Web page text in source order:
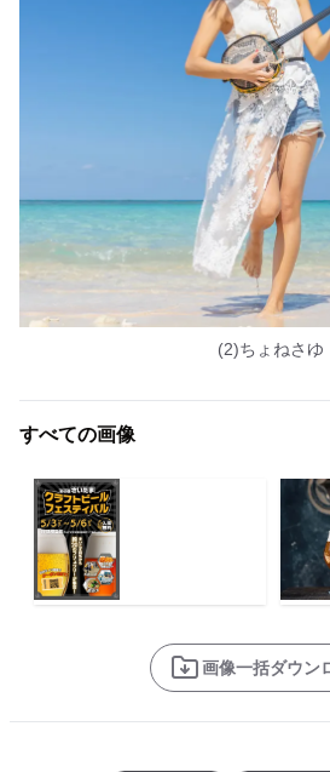
(2)ちょねさゆ
すべての画像
画像一括ダウン